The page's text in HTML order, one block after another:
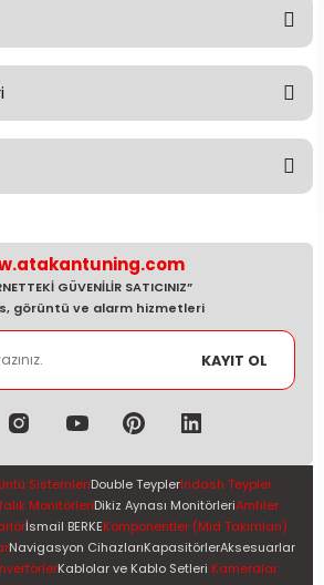
ilk yorumu siz yapın!
teşekkür ederiz.
veya görüntülenemiyor.
eksik bilgiler bulunuyor.
bulunuyor.
daha pahalı.
GÜVENİLİR SATICINIZ”
görüntü ve alarm hizmetleri
KAYIT OL
SistemleriDouble TeyplerIndash Teypler
MonitörleriDikiz Aynası MonitörleriAmfiler
İsmail BERKEKomponentler (Mid Takımları)
Navigasyon CihazlarıKapasitörlerAksesuarlar
Kablolar ve Kablo Setleri Kameralar